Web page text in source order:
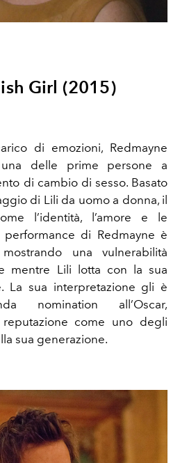
Girl (2015)
di emozioni, Redmayne
delle prime persone a
di cambio di sesso. Basato
di Lili da uomo a donna, il
l’identità, l’amore e le
performance di Redmayne è
una vulnerabilità
mentre Lili lotta con la sua
La sua interpretazione gli è
nomination all’Oscar,
come uno degli
sua generazione.